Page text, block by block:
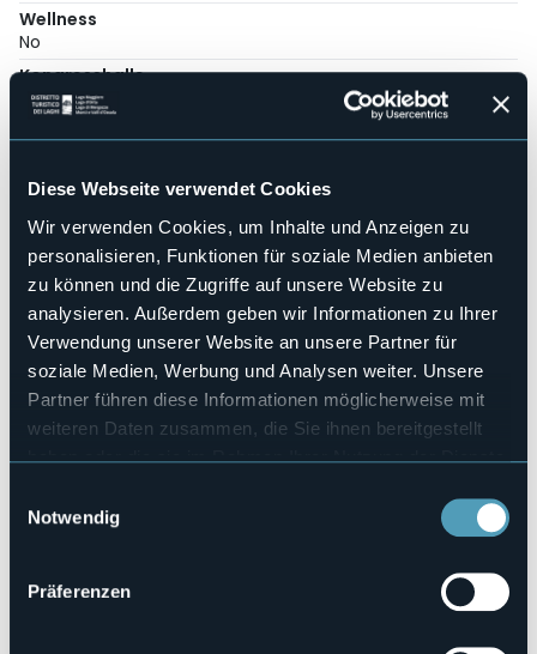
Diese Webseite verwendet Cookies
Wir verwenden Cookies, um Inhalte und Anzeigen zu
personalisieren, Funktionen für soziale Medien anbieten
zu können und die Zugriffe auf unsere Website zu
analysieren. Außerdem geben wir Informationen zu Ihrer
Verwendung unserer Website an unsere Partner für
soziale Medien, Werbung und Analysen weiter. Unsere
Partner führen diese Informationen möglicherweise mit
weiteren Daten zusammen, die Sie ihnen bereitgestellt
haben oder die sie im Rahmen Ihrer Nutzung der Dienste
Notwendig
Präferenzen
Wellness
No
Kongresshalle
No
Haustiere erlaubt
Anzahl der Zimmer
19
Anzahl der Betten
41
info@hotelcannobio.com
Webseite
http://cannobio.legradehotel.com/
Telefon
Codice CIR
Buchen